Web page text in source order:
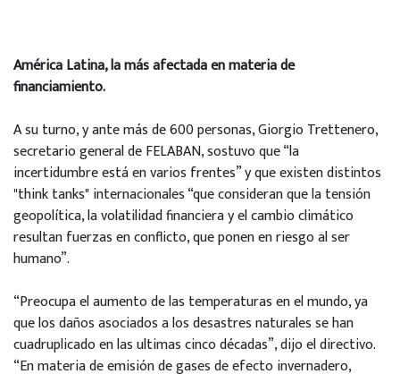
América Latina, la más afectada en materia de
financiamiento.
A su turno, y ante más de 600 personas, Giorgio Trettenero,
secretario general de FELABAN, sostuvo que “la
incertidumbre está en varios frentes” y que existen distintos
"think tanks" internacionales “que consideran que la tensión
geopolítica, la volatilidad financiera y el cambio climático
resultan fuerzas en conflicto, que ponen en riesgo al ser
humano”.
“Preocupa el aumento de las temperaturas en el mundo, ya
que los daños asociados a los desastres naturales se han
cuadruplicado en las ultimas cinco décadas”, dijo el directivo.
“En materia de emisión de gases de efecto invernadero,